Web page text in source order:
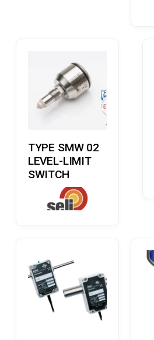
TYPE SMW 02
LEVEL-LIMIT
SWITCH